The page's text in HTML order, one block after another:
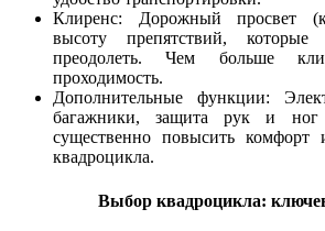
Клиренс: Дорожный просвет
высоту препятствий,
преодолеть. Чем больше
проходимость.
Дополнительные функции:
багажники, защита рук и
существенно повысить комфорт
квадроцикла.
Выбор квадроцикла: